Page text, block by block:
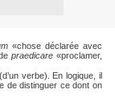
«chose déclarée avec
praedicare«proclamer,
verbe). En logique, il
de distinguer ce dont on